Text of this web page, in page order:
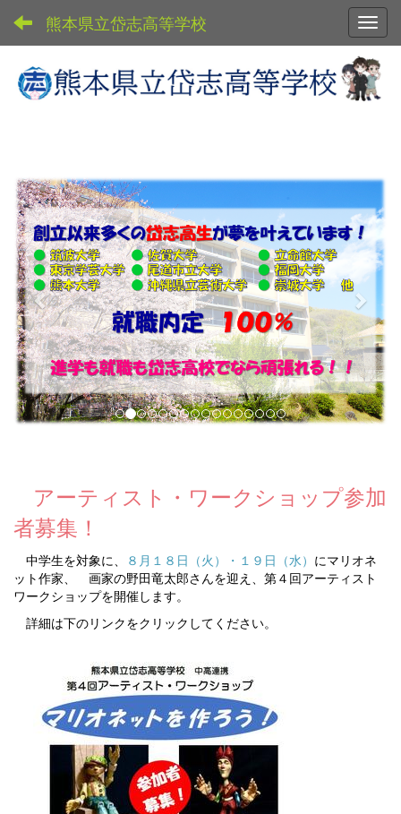
熊本県立岱志高等学校
r
e
v
i
o
u
s
x
t
アーティスト・ワークショップ参加
者募集！
中学生を対象に、 ８月１８日（火）・１９日（水） にマリオネ
ット作家、 画家の野田竜太郎さんを迎え、第４回アーティスト
ワークショップを開催します。
詳細は下のリンクをクリックしてください。